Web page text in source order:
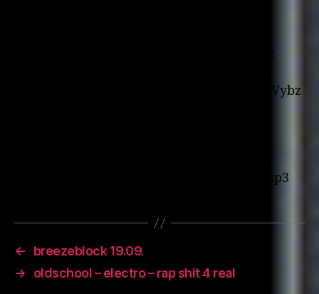
25. Rage Against The Machine – Bombtrack
27. Diplo – Rhythm (feat. Sandra Melody & Vybz
http://www.hiphopcore.net/audio/index.php3
←
breezeblock 19.09.
→
oldschool – electro – rap shit 4 real